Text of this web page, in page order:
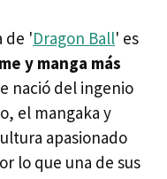
de 'Dragon Ball' es
y manga más
nació del ingenio
el mangaka y
apasionado
lo que una de sus